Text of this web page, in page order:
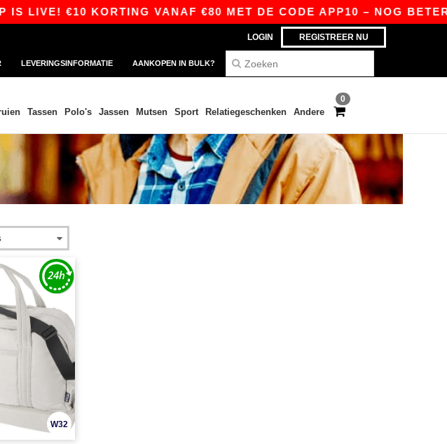
LIVE! €10 KORTING VANAF €80 MET DE CODE APP10 – NOG BETERE
LOGIN REGISTREER NU
LEVERINGSINFORMATIE AANKOPEN IN BULK?
0
Tassen Polo's Jassen Mutsen Sport Relatiegeschenken Andere
W32